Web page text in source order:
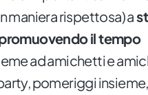
maniera rispettosa) a
il tempo
ad amichetti e
pomeriggi